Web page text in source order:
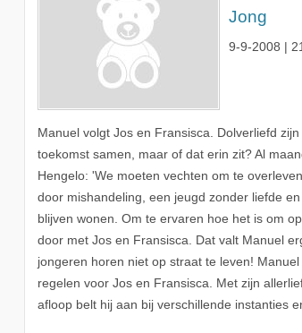
Jong
9-9-2008 |
Manuel volgt Jos en Fransisca. Dolverliefd
toekomst samen, maar of dat erin zit? Al
Hengelo: 'We moeten vechten om te
door mishandeling, een jeugd zonder liefde
blijven wonen. Om te ervaren hoe het is om
door met Jos en Fransisca. Dat valt Manuel
jongeren horen niet op straat te leven!
regelen voor Jos en Fransisca. Met zijn
afloop belt hij aan bij verschillende instanties